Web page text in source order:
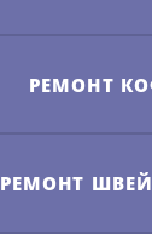
РЕМОНТ
РЕМОНТ